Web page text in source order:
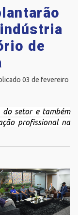
de
03 de fevereiro
setor e também
profissional na